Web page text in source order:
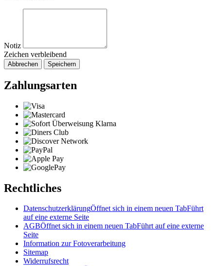
Notiz
Zeichen verbleibend
Abbrechen Speichern
Zahlungsarten
Rechtliches
DatenschutzerklärungÖffnet sich in einem neuen TabFührt
auf eine externe Seite
AGBÖffnet sich in einem neuen TabFührt auf eine externe
Seite
Information zur Fotoverarbeitung
Sitemap
Widerrufsrecht